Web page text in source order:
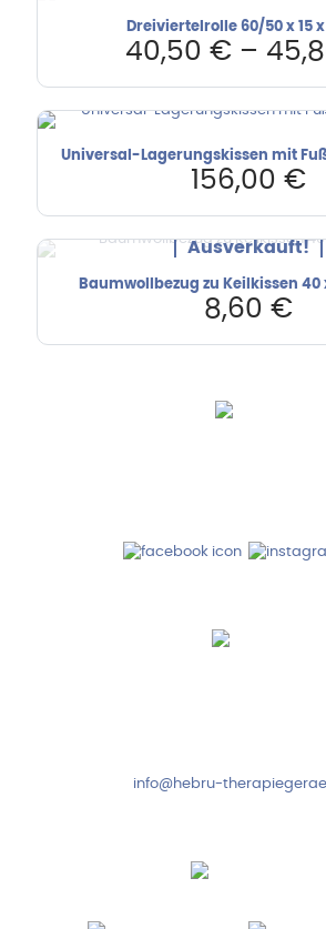
Dreiviertelrolle 60/50 x 15 x
40,50 €–
Universal-Lagerungskissen mit
156,00 €
Ausverkauft!
Baumwollbezug zu Keilkissen 40
8,60 €
info@hebru-